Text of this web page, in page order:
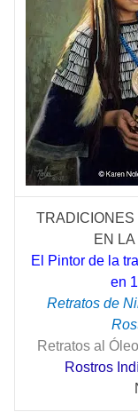
TRADICIONES
EN
El Pintor de la
en
Retratos de
Retratos al
Rostros